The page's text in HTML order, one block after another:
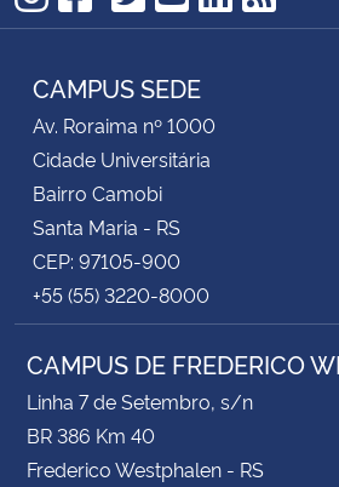
Instagram
Facebook
TikTok
Twitter
YouTube
RSS
CAMPUS SEDE
Av. Roraima nº 1000
Cidade Universitária
Bairro Camobi
Santa Maria - RS
CEP: 97105-900
+55 (55) 3220-8000
CAMPUS DE FREDERICO
Linha 7 de Setembro, s/n
BR 386 Km 40
Frederico Westphalen - RS